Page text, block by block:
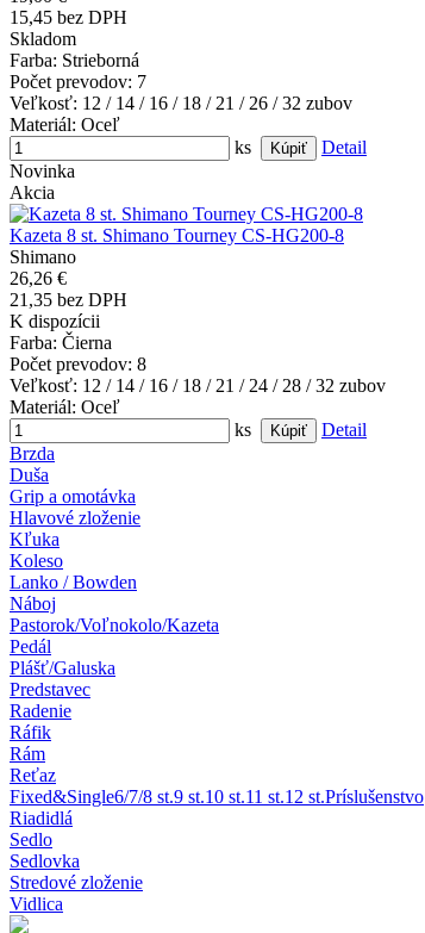
15,45 bez DPH
Skladom
Farba: Strieborná
Počet prevodov: 7
Veľkosť: 12 / 14 / 16 / 18 / 21 / 26 / 32 zubov
Materiál: Oceľ
ks
Detail
Novinka
Akcia
Kazeta 8 st. Shimano Tourney CS-HG200-8
Shimano
26,26 €
21,35 bez DPH
K dispozícii
Farba: Čierna
Počet prevodov: 8
Veľkosť: 12 / 14 / 16 / 18 / 21 / 24 / 28 / 32 zubov
Materiál: Oceľ
ks
Detail
Brzda
Duša
Grip a omotávka
Hlavové zloženie
Kľuka
Koleso
Lanko / Bowden
Náboj
Pastorok/Voľnokolo/Kazeta
Pedál
Plášť/Galuska
Predstavec
Radenie
Ráfik
Rám
Reťaz
Fixed&Single6/7/8 st.9 st.10 st.11 st.12 st.Príslušenstvo
Riadidlá
Sedlo
Sedlovka
Stredové zloženie
Vidlica